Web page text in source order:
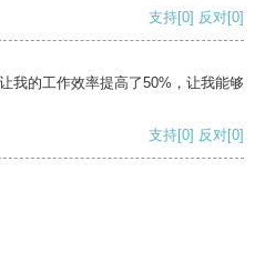
支持[0] 反对[0]
我的工作效率提高了50%，让我能够
支持[0] 反对[0]